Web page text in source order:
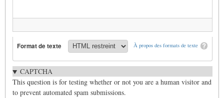
À propos des formats de texte
Format de texte
CAPTCHA
This question is for testing whether or not you are a human visitor and
to prevent automated spam submissions.